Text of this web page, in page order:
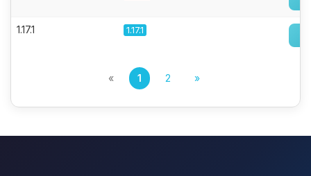
1.17.1 1.17.1
« 1 2 »